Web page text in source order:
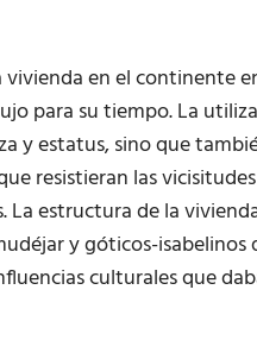
en el continente
para su tiempo. La
y estatus, sino que
resistieran las
La estructura de la
y góticos-isabelinos
culturales que